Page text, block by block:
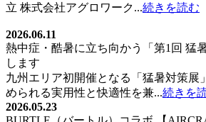
立 株式会社アグロワーク...続きを読む
2026.06.11
熱中症・酷暑に立ち向かう「第1回 猛
します
九州エリア初開催となる「猛暑対策展
められる実用性と快適性を兼...続きを
2026.05.23